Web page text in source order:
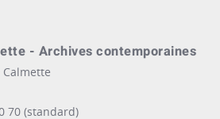
- Archives contemporaines
70 (standard)